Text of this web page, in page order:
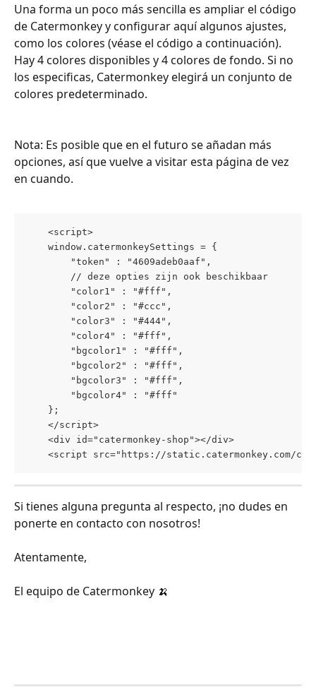
Una forma un poco más sencilla es ampliar el código
de Catermonkey y configurar aquí algunos ajustes,
como los colores (véase el código a continuación).
Hay 4 colores disponibles y 4 colores de fondo. Si no
los especificas, Catermonkey elegirá un conjunto de
colores predeterminado.
Nota: Es posible que en el futuro se añadan más
opciones, así que vuelve a visitar esta página de vez
en cuando.
<script>
window.catermonkeySettings = {
"token" : "4609adeb0aaf",
// deze opties zijn ook beschikbaar
"color1" : "#fff",
"color2" : "#ccc",
"color3" : "#444",
"color4" : "#fff",
"bgcolor1" : "#fff",
"bgcolor2" : "#fff",
"bgcolor3" : "#fff",
"bgcolor4" : "#fff"
};
</script>
<div id="catermonkey-shop"></div>
<script src="https://static.catermonkey.com/
Si tienes alguna pregunta al respecto, ¡no dudes en
ponerte en contacto con nosotros!
Atentamente,
El equipo de Catermonkey 🍌